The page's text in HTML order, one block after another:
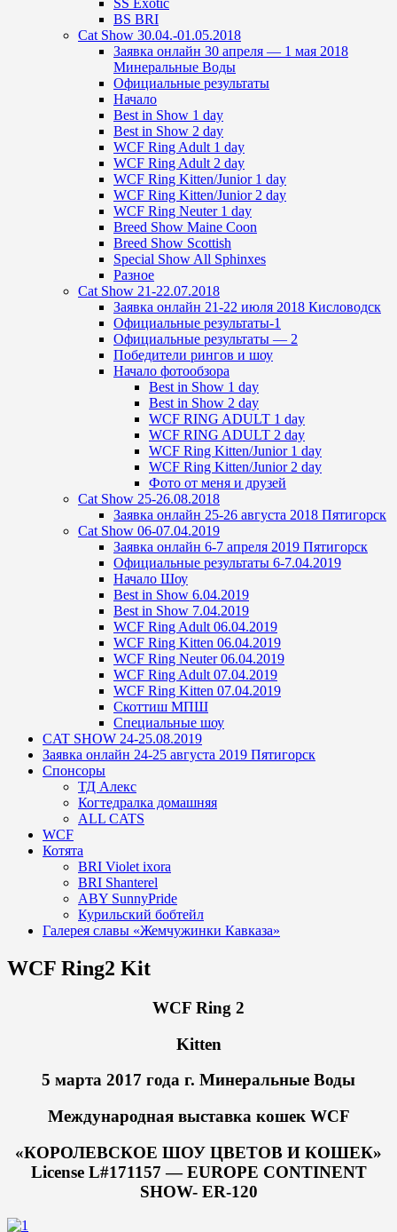
SS Exotic
BS BRI
Cat Show 30.04.-01.05.2018
Заявка онлайн 30 апреля — 1 мая 2018
Минеральные Воды
Официальные результаты
Начало
Best in Show 1 day
Best in Show 2 day
WCF Ring Adult 1 day
WCF Ring Adult 2 day
WCF Ring Kitten/Junior 1 day
WCF Ring Kitten/Junior 2 day
WCF Ring Neuter 1 day
Breed Show Maine Coon
Breed Show Scottish
Special Show All Sphinxes
Разное
Cat Show 21-22.07.2018
Заявка онлайн 21-22 июля 2018 Кисловодск
Официальные результаты-1
Официальные результаты — 2
Победители рингов и шоу
Начало фотообзора
Best in Show 1 day
Best in Show 2 day
WCF RING ADULT 1 day
WCF RING ADULT 2 day
WCF Ring Kitten/Junior 1 day
WCF Ring Kitten/Junior 2 day
Фото от меня и друзей
Cat Show 25-26.08.2018
Заявка онлайн 25-26 августа 2018 Пятигорск
Cat Show 06-07.04.2019
Заявка онлайн 6-7 апреля 2019 Пятигорск
Официальные результаты 6-7.04.2019
Начало Шоу
Best in Show 6.04.2019
Best in Show 7.04.2019
WCF Ring Adult 06.04.2019
WCF Ring Kitten 06.04.2019
WCF Ring Neuter 06.04.2019
WCF Ring Adult 07.04.2019
WCF Ring Kitten 07.04.2019
Скоттиш МПШ
Специальные шоу
CAT SHOW 24-25.08.2019
Заявка онлайн 24-25 августа 2019 Пятигорск
Спонсоры
ТД Алекс
Когтедралка домашняя
ALL CATS
WCF
Котята
BRI Violet ixora
BRI Shanterel
ABY SunnyPride
Курильский бобтейл
Галерея славы «Жемчужинки Кавказа»
WCF Ring2 Kit
WCF Ring 2
Kitten
5 марта 2017 года г. Минеральные Воды
Международная выставка кошек WCF
«КОРОЛЕВСКОЕ ШОУ ЦВЕТОВ И КОШЕК»
License L#171157 — EUROPE CONTINENT
SHOW- ER-120